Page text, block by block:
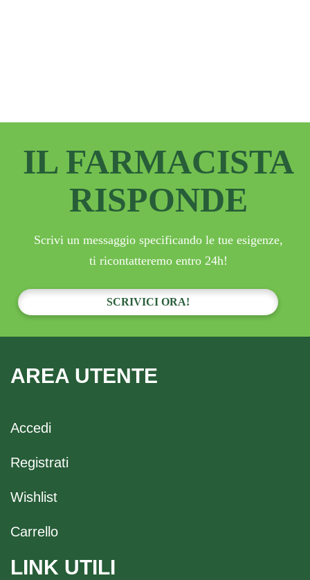
IL FARMACISTA
RISPONDE
Scrivi un messaggio specificando le tue esigenze,
ti ricontatteremo entro 24h!
SCRIVICI ORA!
AREA UTENTE
Accedi
Registrati
Wishlist
Carrello
LINK UTILI